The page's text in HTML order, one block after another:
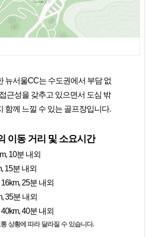
뉴서울CC는 수도권에서 부담 없
근성을 갖추고 있으면서 도심 밖
함께 느낄 수 있는 골프장입니다.
이동 거리 및 소요시간
10분 내외
15분 내외
25분 내외
35분 내외
40분 내외
상황에 따라 달라질 수 있습니다.